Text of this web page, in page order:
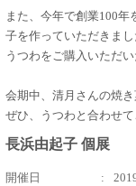
また、今年で創業100
子を作っていただきまし
うつわをご購入いただ
会期中、清月さんの焼き
ぜひ、うつわと合わせて
長浜由起子 個展
開催日